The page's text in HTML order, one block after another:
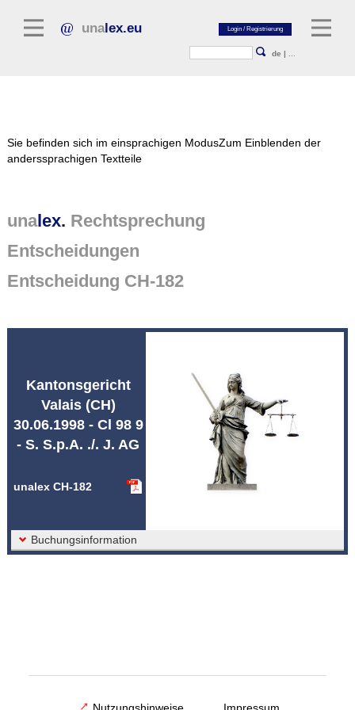
unalex.eu
de |
Normtexte
Rechtsprechung
Sie befinden sich im einsprachigen ModusZum Einblenden der
anderssprachigen Textteile
unalex. Rechtsprechung
Entscheidungen
Entscheidung CH-182
Kantonsgericht
Valais (CH)
30.06.1998 - Cl 98 9
- S. S.p.A. ./. J. AG
unalex CH-182
Buchungsinformation
Nutzungshinweise Impressum